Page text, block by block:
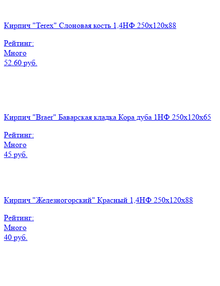
Кирпич "Terex" Слоновая кость 1,4НФ 250х120х88
Рейтинг:
Много
52.60 руб.
Кирпич "Braer" Баварская кладка Кора дуба 1НФ 250х120х65
Рейтинг:
Много
45 руб.
Кирпич "Железногорский" Красный 1,4НФ 250х120х88
Рейтинг:
Много
40 руб.